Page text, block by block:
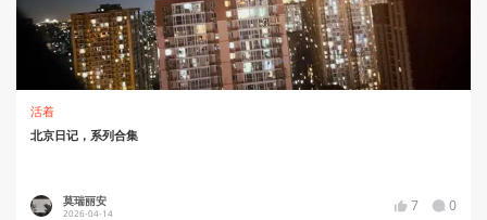
活着
北京日记，系列合集
莫瑞丽安
2026-04-14 7 0